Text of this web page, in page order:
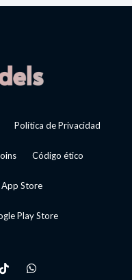
Política de Privacidad
Código ético
App Store
Play Store